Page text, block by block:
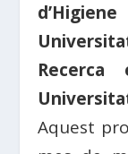
Recerca
Aquest